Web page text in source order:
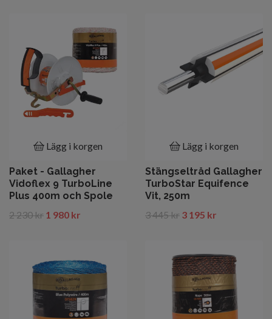
Lägg i korgen
Paket - Gallagher
Vidoflex 9 TurboLine
Plus 400m och Spole
2 230 kr 1 980 kr
Lägg i korgen
Stängseltråd Gallagher
TurboStar Equifence
Vit, 250m
3 445 kr 3 195 kr